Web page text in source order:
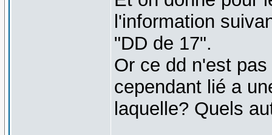
l'information
"DD de 17".
Or ce dd n'est
cependant lié a
laquelle? Quels